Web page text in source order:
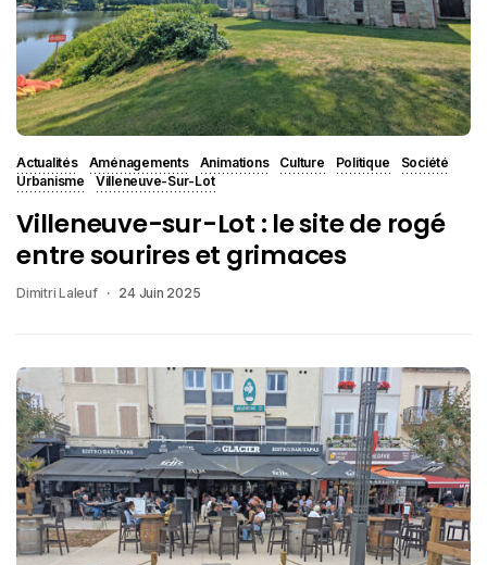
Actualités Aménagements Animations Culture Politique
Société
Urbanisme
Villeneuve-Sur-Lot
Villeneuve-sur-Lot : le site de rogé
entre sourires et grimaces
Dimitri Laleuf 24 Juin 2025